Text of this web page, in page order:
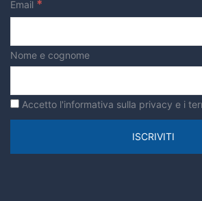
Email *
Nome e cognome
Accetto l'informativa sulla privacy e i